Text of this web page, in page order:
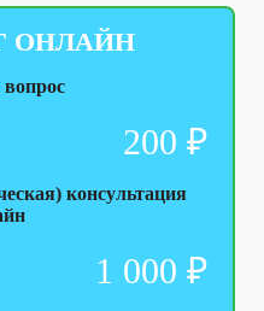
ОНЛАЙН
200₽
консультация
1 000₽